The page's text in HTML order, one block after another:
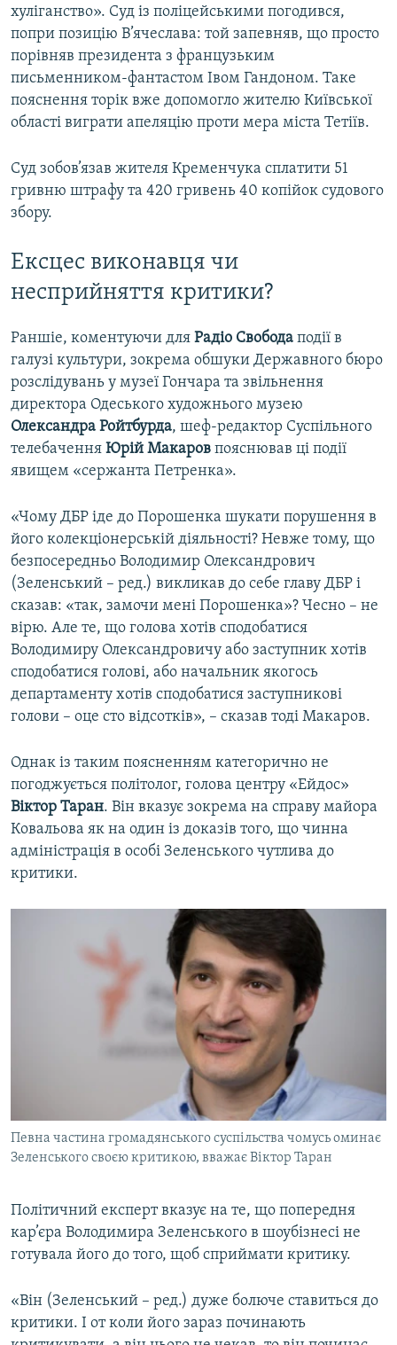
хуліганство». Суд із поліцейськими погодився,
попри позицію В’ячеслава: той запевняв, що просто
порівняв президента з французьким
письменником-фантастом Івом Гандоном. Таке
пояснення торік вже допомогло жителю Київської
області виграти апеляцію проти мера міста Тетіїв.
Суд зобов’язав жителя Кременчука сплатити 51
гривню штрафу та 420 гривень 40 копійок судового
збору.
Ексцес виконавця чи
несприйняття критики?
Раншіе, коментуючи для Радіо Свобода події в
галузі культури, зокрема обшуки Державного бюро
розслідувань у музеї Гончара та звільнення
директора Одеського художнього музею
Олександра Ройтбурда, шеф-редактор Суспільного
телебачення Юрій Макаров пояснював ці події
явищем «сержанта Петренка».
«Чому ДБР іде до Порошенка шукати порушення в
його колекціонерській діяльності? Невже тому, що
безпосередньо Володимир Олександрович
(Зеленський – ред.) викликав до себе главу ДБР і
сказав: «так, замочи мені Порошенка»? Чесно – не
вірю. Але те, що голова хотів сподобатися
Володимиру Олександровичу або заступник хотів
сподобатися голові, або начальник якогось
департаменту хотів сподобатися заступникові
голови – оце сто відсотків», – сказав тоді Макаров.
Однак із таким поясненням категорично не
погоджується політолог, голова центру «Ейдос»
Віктор Таран. Він вказує зокрема на справу майора
Ковальова як на один із доказів того, що чинна
адміністрація в особі Зеленського чутлива до
критики.
Певна частина громадянського суспільства чомусь оминає
Зеленського своєю критикою, вважає Віктор Таран
Політичний експерт вказує на те, що попередня
кар’єра Володимира Зеленського в шоубізнесі не
готувала його до того, щоб сприймати критику.
«Він (Зеленський – ред.) дуже болюче ставиться до
критики. І от коли його зараз починають